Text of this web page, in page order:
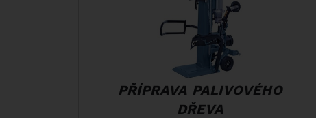
PŘÍPRAVA PALIVOVÉHO
DŘEVA